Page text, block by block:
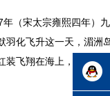
年（宋太宗雍熙四年）
羽化飞升这一天，湄洲
装飞翔在海上，救助遇